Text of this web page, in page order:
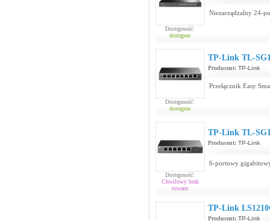
Dostępność:
dostępne
Niezarządzalny 24-
Dostępność:
dostępne
TP-Link TL-
Producent: TP-Link
Przełącznik Easy
Dostępność:
Chwilowy brak
towaru
TP-Link TL-
Producent: TP-Link
6-portowy
TP-Link
Producent: TP-Link